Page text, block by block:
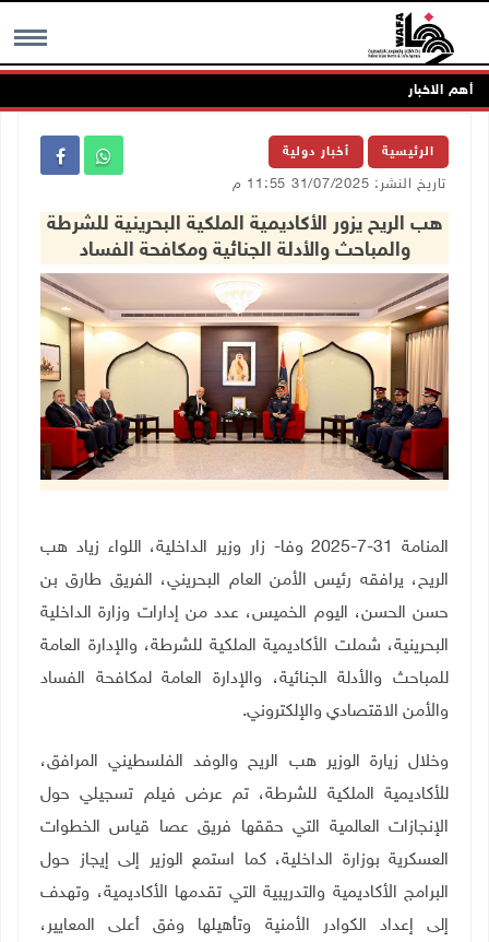
MENU أهم الاخبار
الرئيسية أخبار دولية
تاريخ النشر: 31/07/2025 11:55 م
هب الريح يزور الأكاديمية الملكية البحرينية للشرطة
والمباحث والأدلة الجنائية ومكافحة الفساد
المنامة 31-7-2025 وفا- زار وزير الداخلية، اللواء زياد هب
الريح، يرافقه رئيس الأمن العام البحريني، الفريق طارق بن
حسن الحسن، اليوم الخميس، عدد من إدارات وزارة الداخلية
البحرينية، شملت الأكاديمية الملكية للشرطة، والإدارة العامة
للمباحث والأدلة الجنائية، والإدارة العامة لمكافحة الفساد
والأمن الاقتصادي والإلكتروني.
وخلال زيارة الوزير هب الريح والوفد الفلسطيني المرافق،
للأكاديمية الملكية للشرطة، تم عرض فيلم تسجيلي حول
الإنجازات العالمية التي حققها فريق عصا قياس الخطوات
العسكرية بوزارة الداخلية، كما استمع الوزير إلى إيجاز حول
البرامج الأكاديمية والتدريبية التي تقدمها الأكاديمية، وتهدف
إلى إعداد الكوادر الأمنية وتأهيلها وفق أعلى المعايير،